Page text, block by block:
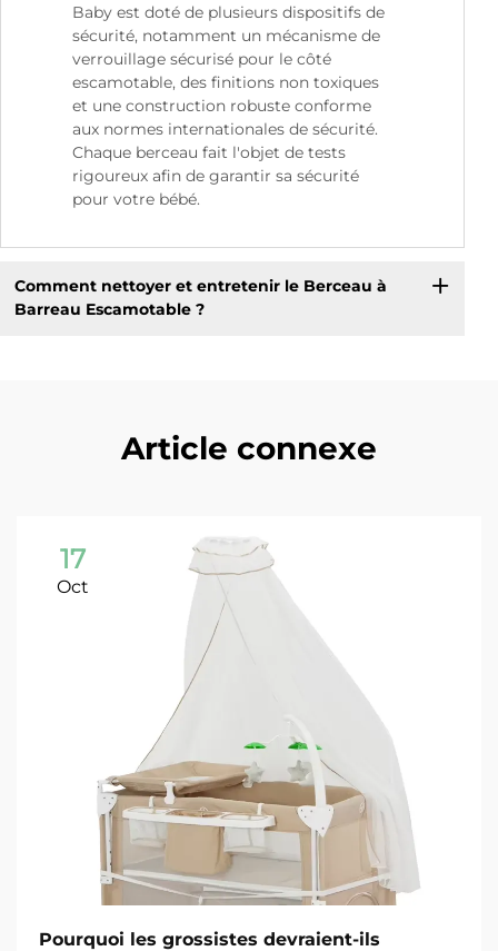
Baby est doté de plusieurs dispositifs de
sécurité, notamment un mécanisme de
verrouillage sécurisé pour le côté
escamotable, des finitions non toxiques
et une construction robuste conforme
aux normes internationales de sécurité.
Chaque berceau fait l'objet de tests
rigoureux afin de garantir sa sécurité
pour votre bébé.
Comment nettoyer et entretenir le Berceau à
Barreau Escamotable ?
Article connexe
17
Oct
Pourquoi les grossistes devraient-ils